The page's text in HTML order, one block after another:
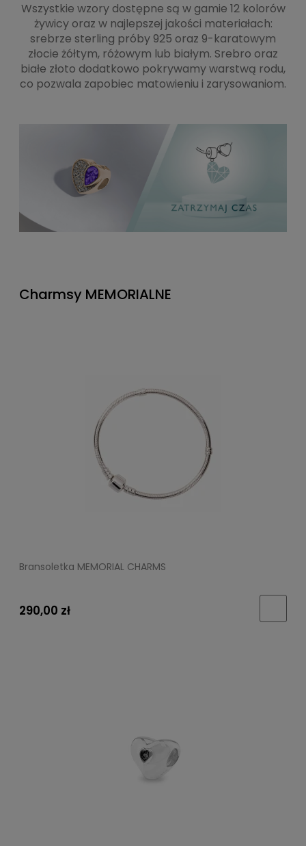
Wszystkie wzory dostępne są w gamie 12 kolorów
żywicy oraz w najlepszej jakości materiałach:
srebrze sterling próby 925 oraz 9-karatowym
złocie żółtym, różowym lub białym. Srebro oraz
białe złoto dodatkowo pokrywamy warstwą rodu,
co pozwala zapobiec matowieniu i zarysowaniom.
Charmsy MEMORIALNE
Bransoletka MEMORIAL CHARMS
290,00 zł